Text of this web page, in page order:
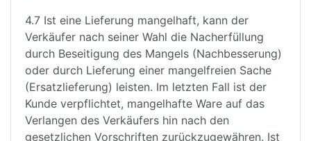
4.7 Ist eine Lieferung mangelhaft, kann der
Verkäufer nach seiner Wahl die Nacherfüllung
durch Beseitigung des Mangels (Nachbesserung)
oder durch Lieferung einer mangelfreien Sache
(Ersatzlieferung) leisten. Im letzten Fall ist der
Kunde verpflichtet, mangelhafte Ware auf das
Verlangen des Verkäufers hin nach den
gesetzlichen Vorschriften zurückzugewähren. Ist